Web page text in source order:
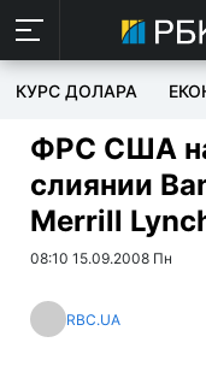
КУРС ДОЛАРА
ФРС США
слиянии
Merrill
08:10 15.09.2008 Пн
RBC.UA